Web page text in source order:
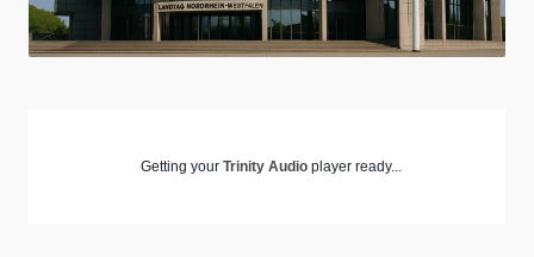
Getting your Trinity Audio player ready...